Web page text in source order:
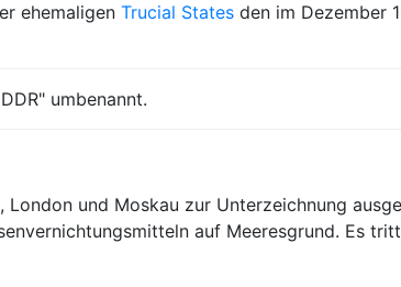
ehemaligen Trucial States den im Dezember
umbenannt.
London und Moskau zur Unterzeichnung
auf Meeresgrund. Es